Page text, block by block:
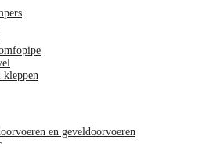
kleppen
en geveldoorvoeren